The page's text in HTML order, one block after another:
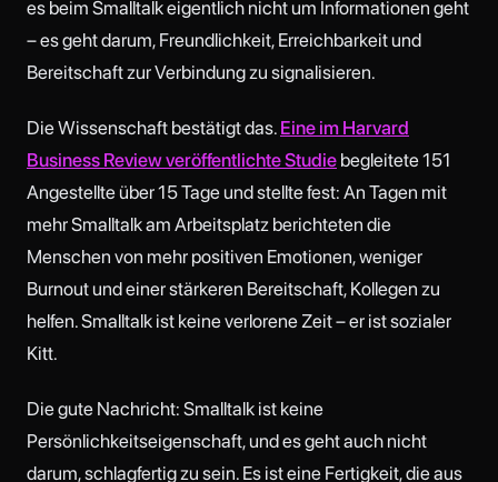
es beim Smalltalk eigentlich nicht um Informationen geht
– es geht darum, Freundlichkeit, Erreichbarkeit und
Bereitschaft zur Verbindung zu signalisieren.
Die Wissenschaft bestätigt das. Eine im Harvard
Business Review veröffentlichte Studie begleitete 151
Angestellte über 15 Tage und stellte fest: An Tagen mit
mehr Smalltalk am Arbeitsplatz berichteten die
Menschen von mehr positiven Emotionen, weniger
Burnout und einer stärkeren Bereitschaft, Kollegen zu
helfen. Smalltalk ist keine verlorene Zeit – er ist sozialer
Kitt.
Die gute Nachricht: Smalltalk ist keine
Persönlichkeitseigenschaft, und es geht auch nicht
darum, schlagfertig zu sein. Es ist eine Fertigkeit, die aus